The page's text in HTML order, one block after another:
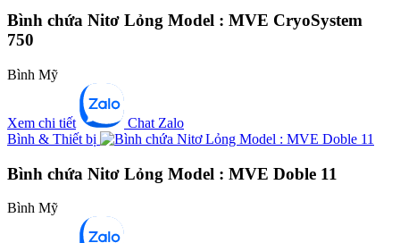
Bình chứa Nitơ Lỏng Model : MVE CryoSystem
750
Bình Mỹ
Xem chi tiết
Chat Zalo
Bình & Thiết bị
Bình chứa Nitơ Lỏng Model : MVE Doble 11
Bình Mỹ